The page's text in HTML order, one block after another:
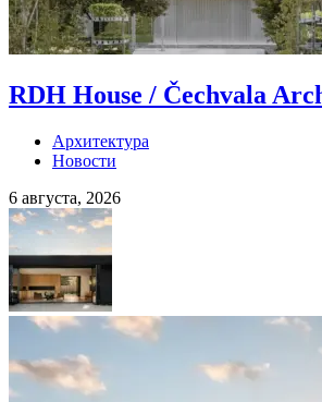
RDH House / Čechvala
Архитектура
Новости
6 августа, 2026